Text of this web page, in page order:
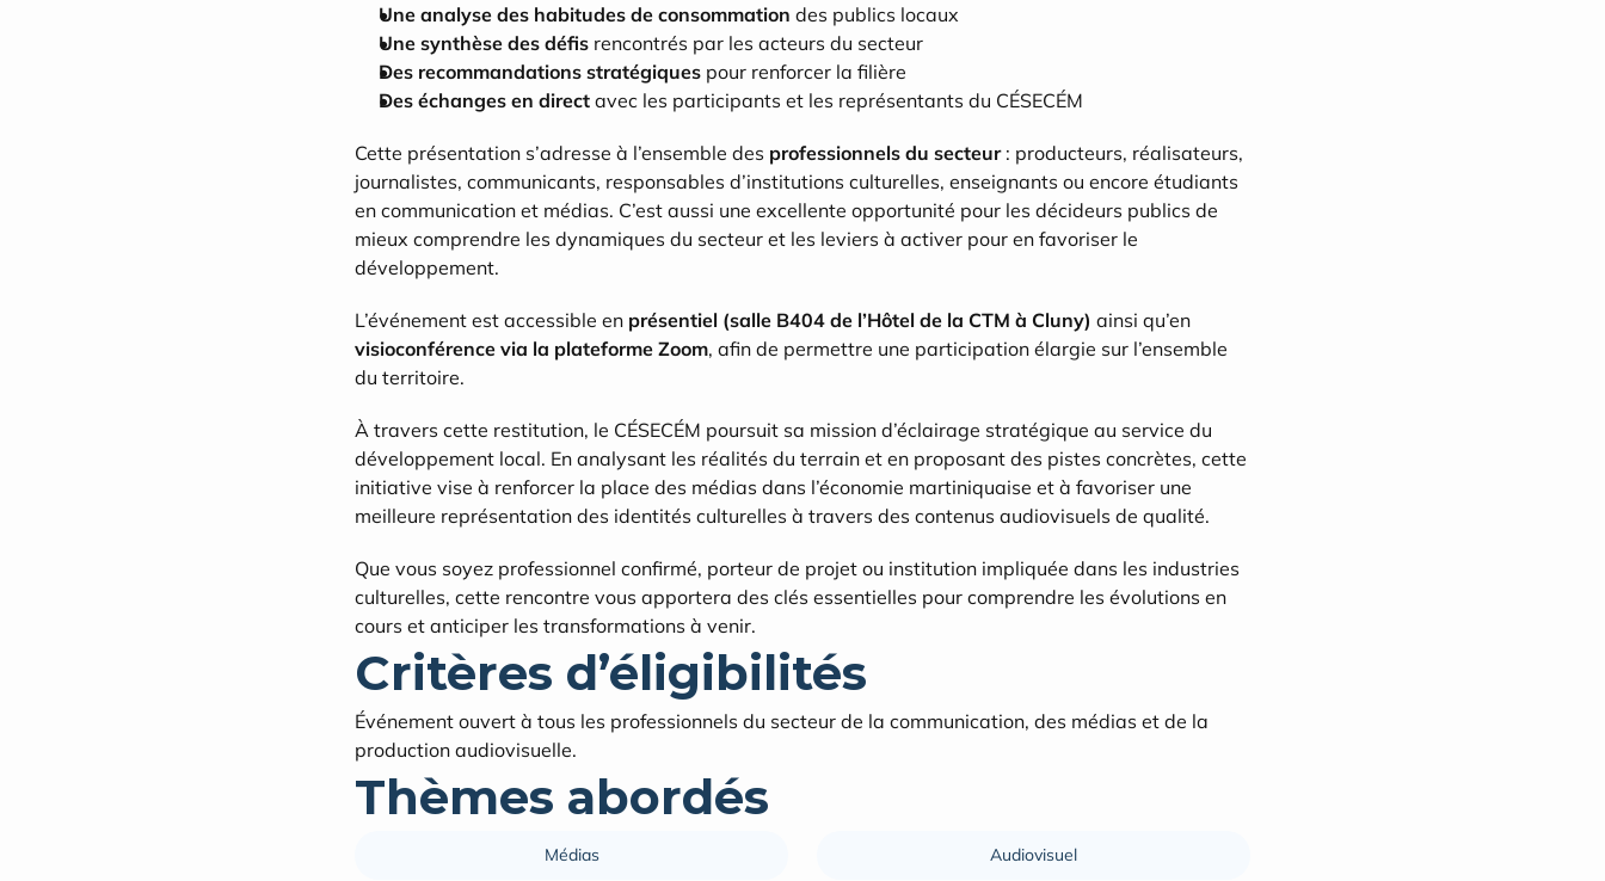
Une analyse des habitudes de consommation des publics locaux
Une synthèse des défis rencontrés par les acteurs du secteur
Des recommandations stratégiques pour renforcer la filière
Des échanges en direct avec les participants et les représentants du CÉSECÉM
Cette présentation s’adresse à l’ensemble des professionnels du secteur : producteurs, réalisateurs,
journalistes, communicants, responsables d’institutions culturelles, enseignants ou encore étudiants
en communication et médias. C’est aussi une excellente opportunité pour les décideurs publics de
mieux comprendre les dynamiques du secteur et les leviers à activer pour en favoriser le
développement.
L’événement est accessible en présentiel (salle B404 de l’Hôtel de la CTM à Cluny)
visioconférence via la plateforme Zoom, afin de permettre une participation élargie sur l’ensemble
du territoire.
À travers cette restitution, le CÉSECÉM poursuit sa mission d’éclairage stratégique au service du
développement local. En analysant les réalités du terrain et en proposant des pistes concrètes, cette
initiative vise à renforcer la place des médias dans l’économie martiniquaise et à favoriser une
meilleure représentation des identités culturelles à travers des contenus audiovisuels de qualité.
Que vous soyez professionnel confirmé, porteur de projet ou institution impliquée dans les industries
culturelles, cette rencontre vous apportera des clés essentielles pour comprendre les évolutions en
cours et anticiper les transformations à venir.
Critères d’éligibilités
Événement ouvert à tous les professionnels du secteur de la communication, des médias et de la
production audiovisuelle.
Thèmes abordés
Médias Audiovisuel